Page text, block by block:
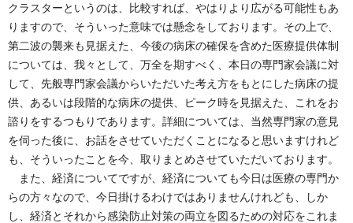
クラスターというのは、比較すれば、やはりより広がる可能性もあ
りますので、そういった意味では懸念をしております。その上で、
第二波の襲来も見据えた、今後の病床の確保を含めた医療提供体制
については、我々として、万全を期すべく、本日の専門家会議に対
して、先般専門家会議からいただいた考え方をもとにした病床の提
供、あるいは段階的な病床の提供、ピーク時を見据えた、これをお
諮りをするつもりであります。詳細については、当然専門家の意見
を伺った後に、お話をさせていただくことになると思いますけれど
も、そういったことを今、取りまとめさせていただいております。
また、経済についてですが、経済についても今日は医療の専門か
らの方々なので、今日掛けるわけではありませんけれども、しか
し、経済とそれから感染防止対策の両立を図るための対応をこれま